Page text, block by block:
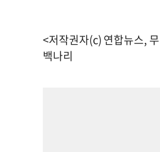
<저작권자(c) 연합뉴스,
백나리